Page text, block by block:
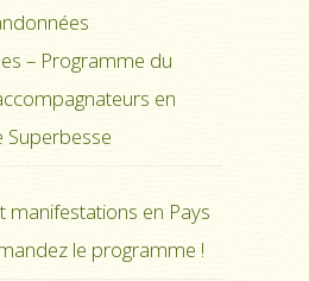
– Programme du
en
Superbesse
manifestations en Pays
le programme !